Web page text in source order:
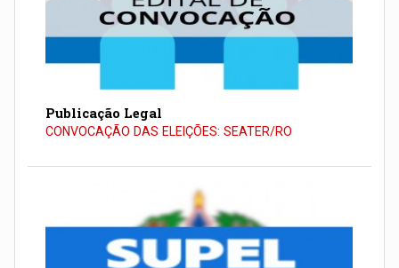
Publicação Legal
CONVOCAÇÃO DAS ELEIÇÕES: SEATER/RO